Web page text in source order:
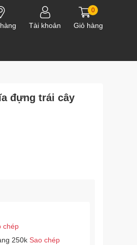
Tài khoản
0
Giỏ hàng
đựng trái cây
chép
250k Sao chép